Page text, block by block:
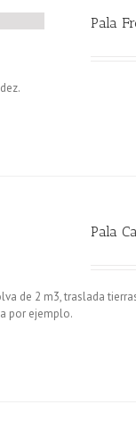
Pala
Pala
de 2 m3, traslada
por ejemplo.